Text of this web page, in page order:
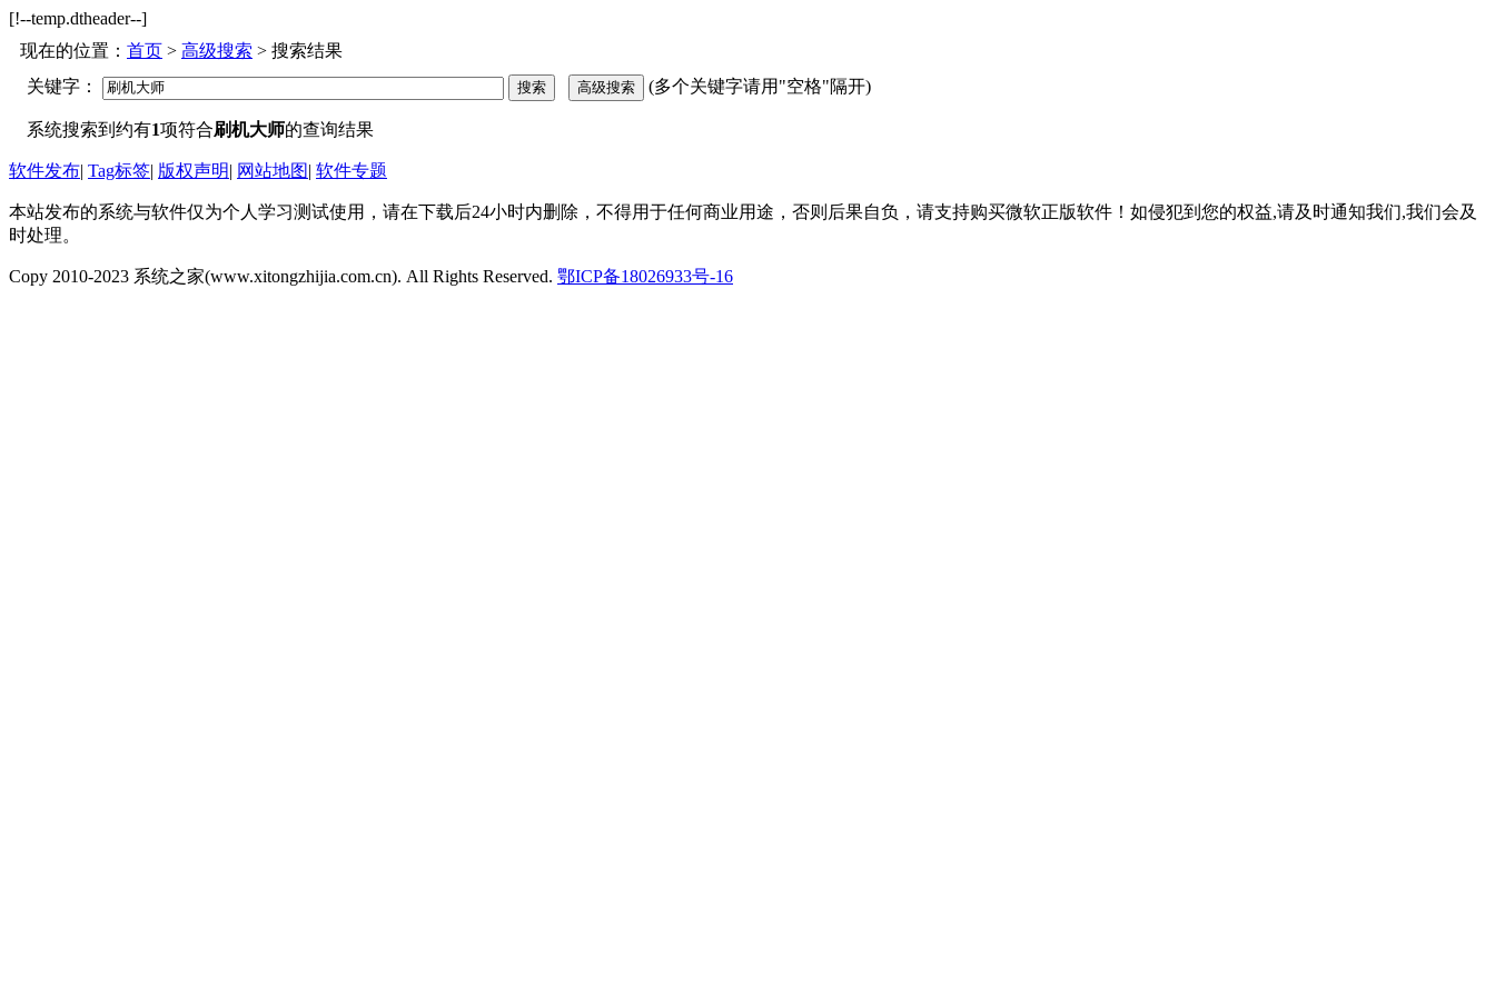
[!--temp.dtheader--]
现在的位置： 首页 > 高级搜索 > 搜索结果
关键字：
(多个关键字请用"空格"隔开)
系统搜索到约有1项符合刷机大师的查询结果
软件发布| Tag标签| 版权声明| 网站地图| 软件专题
本站发布的系统与软件仅为个人学习测试使用，请在下载后24小时内删除，不得用于任何商业用途，否则后果自负，请支持购买微软正版软件！如侵犯到您的权益,请及时通知我们,我们会及
时处理。
Copy 2010-2023 系统之家(www.xitongzhijia.com.cn). All Rights Reserved. 鄂ICP备18026933号-16